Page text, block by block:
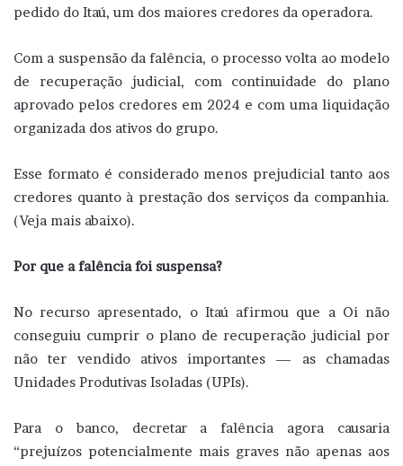
pedido do Itaú, um dos maiores credores da operadora.
Com a suspensão da falência, o processo volta ao modelo
de recuperação judicial, com continuidade do plano
aprovado pelos credores em 2024 e com uma liquidação
organizada dos ativos do grupo.
Esse formato é considerado menos prejudicial tanto aos
credores quanto à prestação dos serviços da companhia.
(Veja mais abaixo).
Por que a falência foi suspensa?
No recurso apresentado, o Itaú afirmou que a Oi não
conseguiu cumprir o plano de recuperação judicial por
não ter vendido ativos importantes — as chamadas
Unidades Produtivas Isoladas (UPIs).
Para o banco, decretar a falência agora causaria
“prejuízos potencialmente mais graves não apenas aos